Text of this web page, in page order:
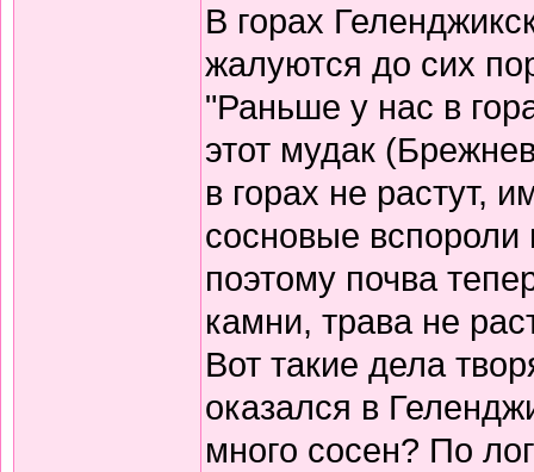
В горах
жалуются до сих
"Раньше у нас в
этот мудак
в горах не растут,
сосновые вспороли
поэтому почва
камни, трава не
Вот такие дела
оказался в
много сосен? По